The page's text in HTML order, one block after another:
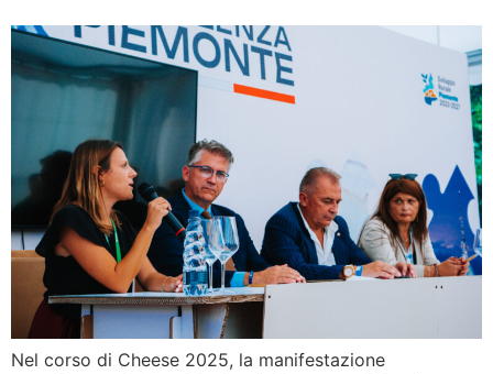
Nel corso di Cheese 2025, la manifestazione